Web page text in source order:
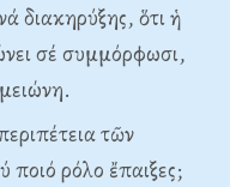
διακηρύξης, ὅτι ἡ
σέ συμμόρφωσι,
τῶν
ρόλο ἔπαιξες;